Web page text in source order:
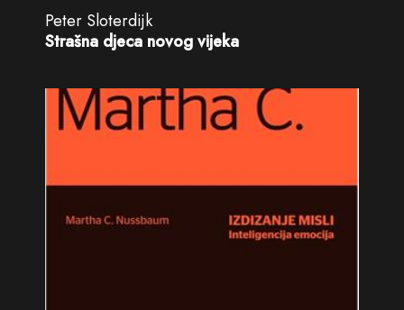
Peter Sloterdijk
Strašna djeca novog vijeka